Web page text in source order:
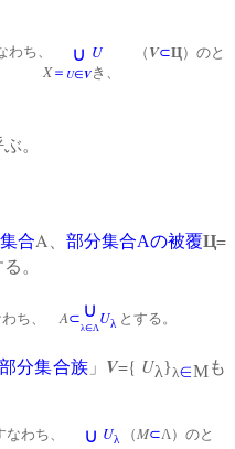
わち、
X＝
∪ U （ V⊂Ц）のと
き、
U∈V
。
合A 部分集合Aの被覆Ц=
。
わち、A⊂ ∪ Uλ とする。
λ∈Λ
部分集合族」 V={ Uλ}λ∈Μも
なわち、 ∪ Uλ （M⊂Λ）のと